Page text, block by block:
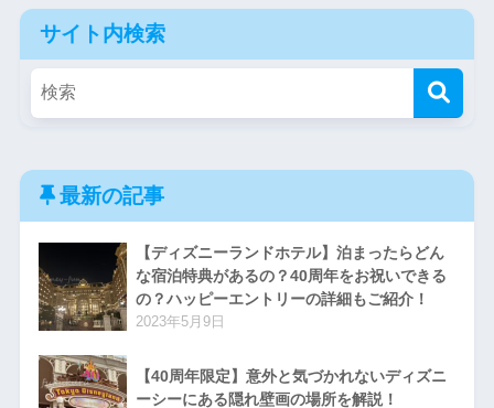
サイト内検索
最新の記事
【ディズニーランドホテル】泊まったらどん
な宿泊特典があるの？40周年をお祝いできる
の？ハッピーエントリーの詳細もご紹介！
2023年5月9日
【40周年限定】意外と気づかれないディズニ
ーシーにある隠れ壁画の場所を解説！